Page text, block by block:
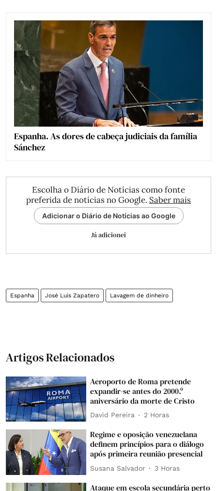
Espanha. As dores de cabeça judiciais da família
Sánchez
Escolha o Diário de Notícias como fonte
preferida de notícias no Google. Saber mais
Adicionar o Diário de Notícias ao Google
Já adicionei
Espanha José Luis Zapatero Lavagem de dinheiro
Artigos Relacionados
Aeroporto de Roma pretende
expandir-se antes do 2000.º
aniversário da morte de Cristo
David Pereira 2 Horas
Regime e oposição venezuelana
definem princípios para o diálogo
após primeira reunião presencial
Susana Salvador 3 Horas
Ataque em escola secundária perto